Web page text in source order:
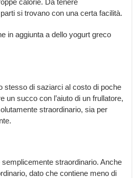
calorie. Da tenere
si trovano con una certa facilità.
in aggiunta a dello yogurt greco
stesso di saziarci al costo di poche
un succo con l’aiuto di un frullatore,
straordinario, sia per
straordinario. Anche
dato che contiene meno di